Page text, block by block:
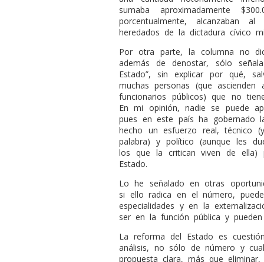
sumaba aproximadamente
porcentualmente, alcanzaban
heredados de la dictadura cívico
Por otra parte, la columna no
además de denostar, sólo
Estado”, sin explicar por qué,
muchas personas (que
funcionarios públicos) que no
En mi opinión, nadie se puede
pues en este país ha gobernado
hecho un esfuerzo real, técnico
palabra) y político (aunque les
los que la critican viven de ella)
Estado.
Lo he señalado en otras
si ello radica en el número,
especialidades y en la
ser en la función pública y
La reforma del Estado es
análisis, no sólo de número y
propuesta clara, más que